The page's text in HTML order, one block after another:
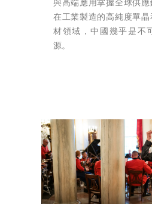
與高端應用掌握全球供應
在工業製造的高純度單
材領域，中國幾乎是不
源。